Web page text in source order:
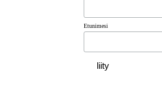
Etunimesi